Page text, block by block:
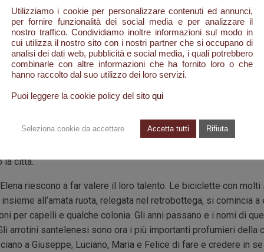
Roma:
tutte diverse fra loro, duecentocinquanta anime, poco più
d’altri tempi. Da qui inizia la storia di Celestino Durante
riabbracciare papà Giuseppe e mamma Lucia.
capo di bestiame, erano state e sono le uniche risorse
ma molti di quei ragazzi avevano una grande
da taglio e di lama tornavano come nuovi. Celestino
decidono di partire per Roma. Con lui partono in tanti.
con una bicicletta attrezzata alla bisogna, qualcuno più
la città.
riescono a far valere il loro talento. Le biciclette con
all’amata ruota, relegata nel retrobottega, si comincia
per capelli e qualche colonia. Gli anni passano e i nomi di
arrotini santelenesi sono ora i più importanti profumieri della
a Giuseppe, Luciano, Maria e Felice di fare e credere in
Utilizziamo i cookie per personalizzare contenuti ed annunci,
per fornire funzionalità dei social media e per analizzare il
nostro traffico. Condividiamo inoltre informazioni sul modo in
cui utilizza il nostro sito con i nostri partner che si occupano di
analisi dei dati web, pubblicità e social media, i quali potrebbero
combinarle con altre informazioni che ha fornito loro o che
hanno raccolto dal suo utilizzo dei loro servizi.
Puoi leggere la cookie policy del sito qui
Seleziona cookie da accettare Accetta tutti Rifiuta